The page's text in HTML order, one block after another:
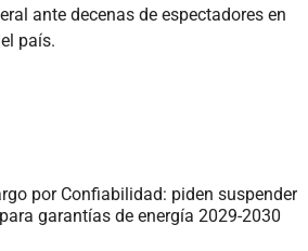
ante decenas de espectadores en
país.
por Confiabilidad: piden suspender
garantías de energía 2029-2030